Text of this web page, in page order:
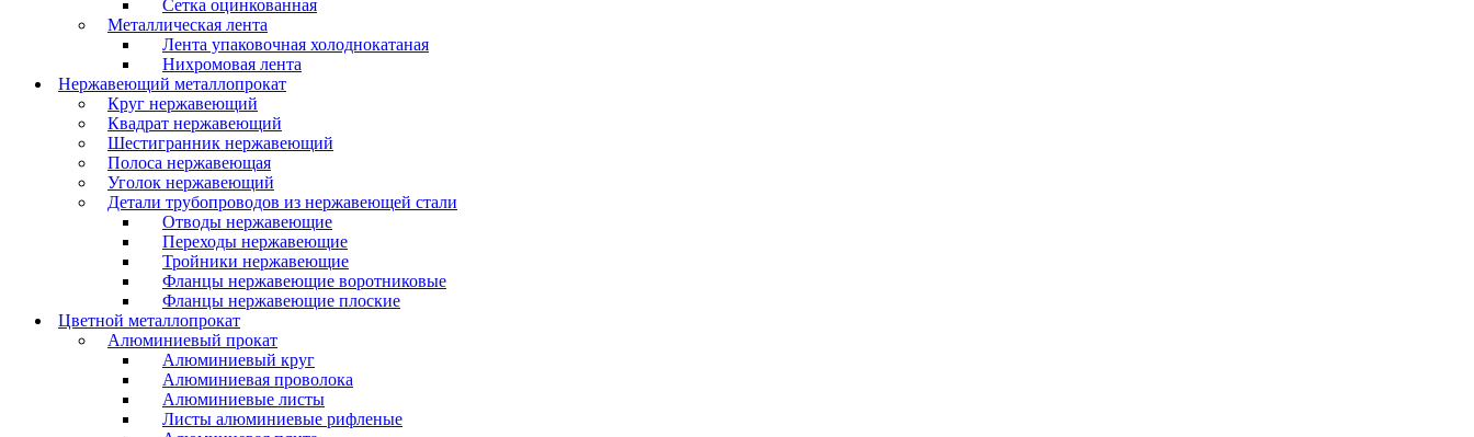
Сетка оцинкованная
Металлическая лента
Лента упаковочная холоднокатаная
Нихромовая лента
Нержавеющий металлопрокат
Круг нержавеющий
Квадрат нержавеющий
Шестигранник нержавеющий
Полоса нержавеющая
Уголок нержавеющий
Детали трубопроводов из нержавеющей стали
Отводы нержавеющие
Переходы нержавеющие
Тройники нержавеющие
Фланцы нержавеющие воротниковые
Фланцы нержавеющие плоские
Цветной металлопрокат
Алюминиевый прокат
Алюминиевый круг
Алюминиевая проволока
Алюминиевые листы
Листы алюминиевые рифленые